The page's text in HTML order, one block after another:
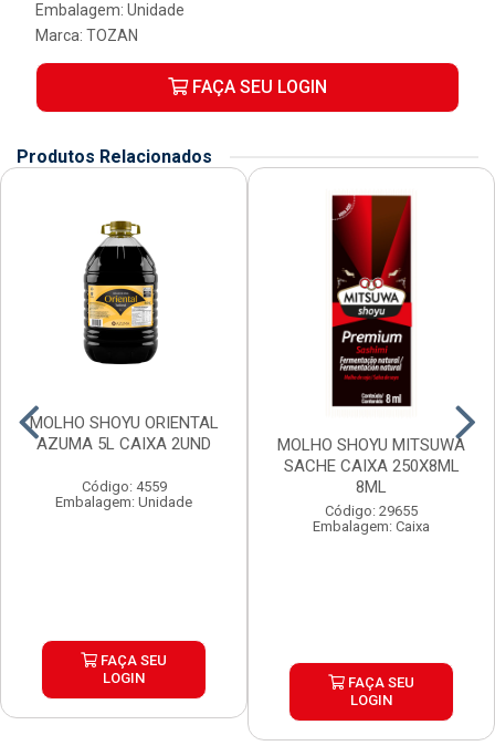
Embalagem: Unidade
Marca: TOZAN
FAÇA SEU LOGIN
Produtos Relacionados
MOLHO SHOYU ORIENTAL
AZUMA 5L CAIXA 2UND
Código: 4559
Embalagem: Unidade
FAÇA SEU
LOGIN
MOLHO SHOYU MITSUWA
SACHE CAIXA 250X8ML
8ML
Código: 29655
Embalagem: Caixa
FAÇA SEU
LOGIN